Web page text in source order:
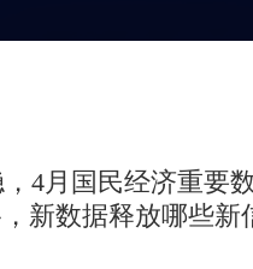
4月国民经济重要
新数据释放哪些新